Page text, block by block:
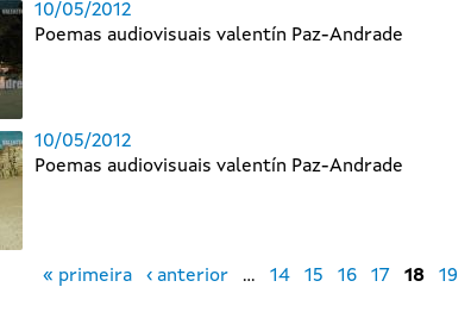
10/05/2012
Poemas audiovisuais valentín Paz-Andrade
10/05/2012
Poemas audiovisuais valentín Paz-Andrade
« primeira ‹ anterior … 14 15 16 17 18 19